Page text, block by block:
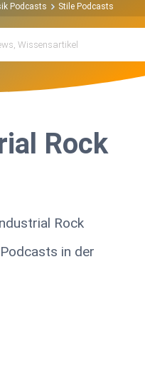
Podcasts Stile Podcasts
Rock
Rock
in der